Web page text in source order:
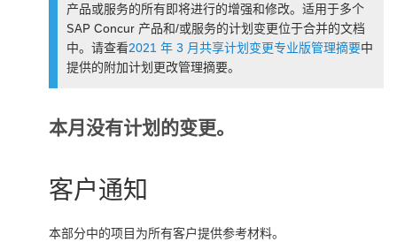
产品或服务的所有即将进行的增强和修改。适用于多个
SAP Concur 产品和/或服务的计划变更位于合并的文档
中。请查看2021 年 3 月共享计划变更专业版管理摘要中
提供的附加计划更改管理摘要。
本月没有计划的变更。
客户通知
本部分中的项目为所有客户提供参考材料。